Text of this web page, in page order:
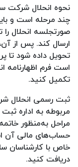
نحوه انحلال
چند مرحله است و
صورتجلسه انحلال
ارسال کند. پس از آن،
تحویل داده شود تا
است فرم اظهارنامه
تکمیل کنید.
ثبت رسمی انحلال
مربوطه به اداره
مراحل به‌منظور
حساب‌های مالی آن
خاص با کارشناسان
دریافت کنید.